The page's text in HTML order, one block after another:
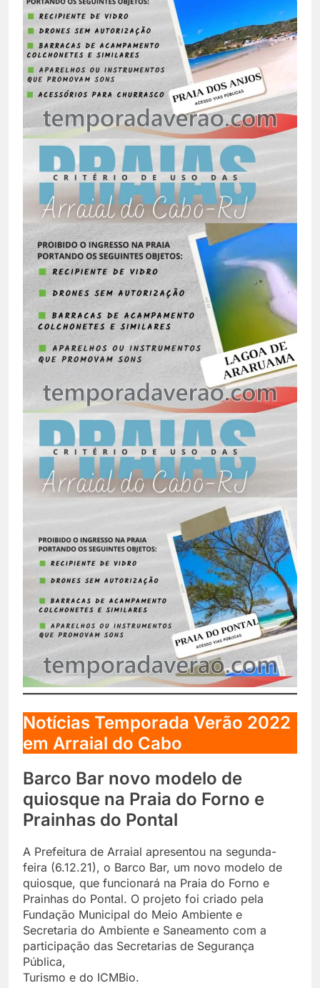
Notícias Temporada Verão 2022
em Arraial do Cabo
Barco Bar novo modelo de
quiosque na Praia do Forno e
Prainhas do Pontal
A Prefeitura de Arraial apresentou na segunda-
feira (6.12.21), o Barco Bar, um novo modelo de
quiosque, que funcionará na Praia do Forno e
Prainhas do Pontal. O projeto foi criado pela
Fundação Municipal do Meio Ambiente e
Secretaria do Ambiente e Saneamento com a
participação das Secretarias de Segurança
Pública,
Turismo e do ICMBio.